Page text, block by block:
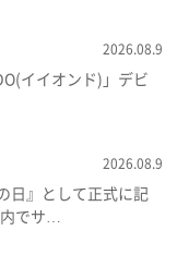
2026.08.9
イイオンド)」デビ
2026.08.9
日』として正式に記
でサ…